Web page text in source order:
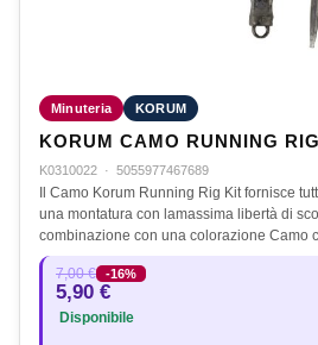
Minuteria KORUM
KORUM CAMO RUNNING
K0310022 · 5055977467689
Il Camo Korum Running Rig Kit fornisce
una montatura con lamassima libertà di
combinazione con una colorazione Camo
7,00 € -16%
5,90 €
Disponibile